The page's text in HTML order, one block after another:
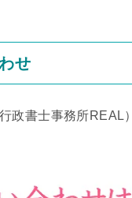
せ
行政書士事務所REAL）